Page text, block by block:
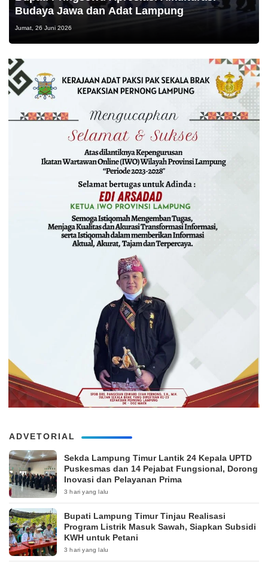
Budaya Jawa dan Adat Lampung
Jumat, 26 Juni 2026
ADVETORIAL
‎Sekda Lampung Timur Lantik 24 Kepala UPTD
Puskesmas dan 14 Pejabat Fungsional, Dorong
Inovasi dan Pelayanan Prima
3 hari yang lalu
Bupati Lampung Timur Tinjau Realisasi
Program Listrik Masuk Sawah, Siapkan Subsidi
KWH untuk Petani
3 hari yang lalu